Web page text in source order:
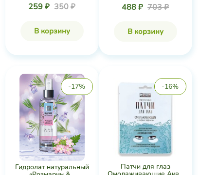
259 ₽ 350 ₽
В корзину
488 ₽ 703 ₽
В корзину
-17%
Гидролат натуральный
-16%
Патчи для глаз